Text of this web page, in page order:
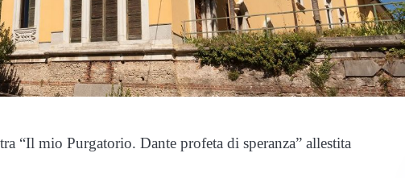
“Il mio Purgatorio. Dante profeta di speranza” allestita